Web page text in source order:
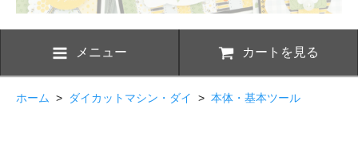
メニュー カートを見る
ホーム > ダイカットマシン・ダイ > 本体・基本ツール